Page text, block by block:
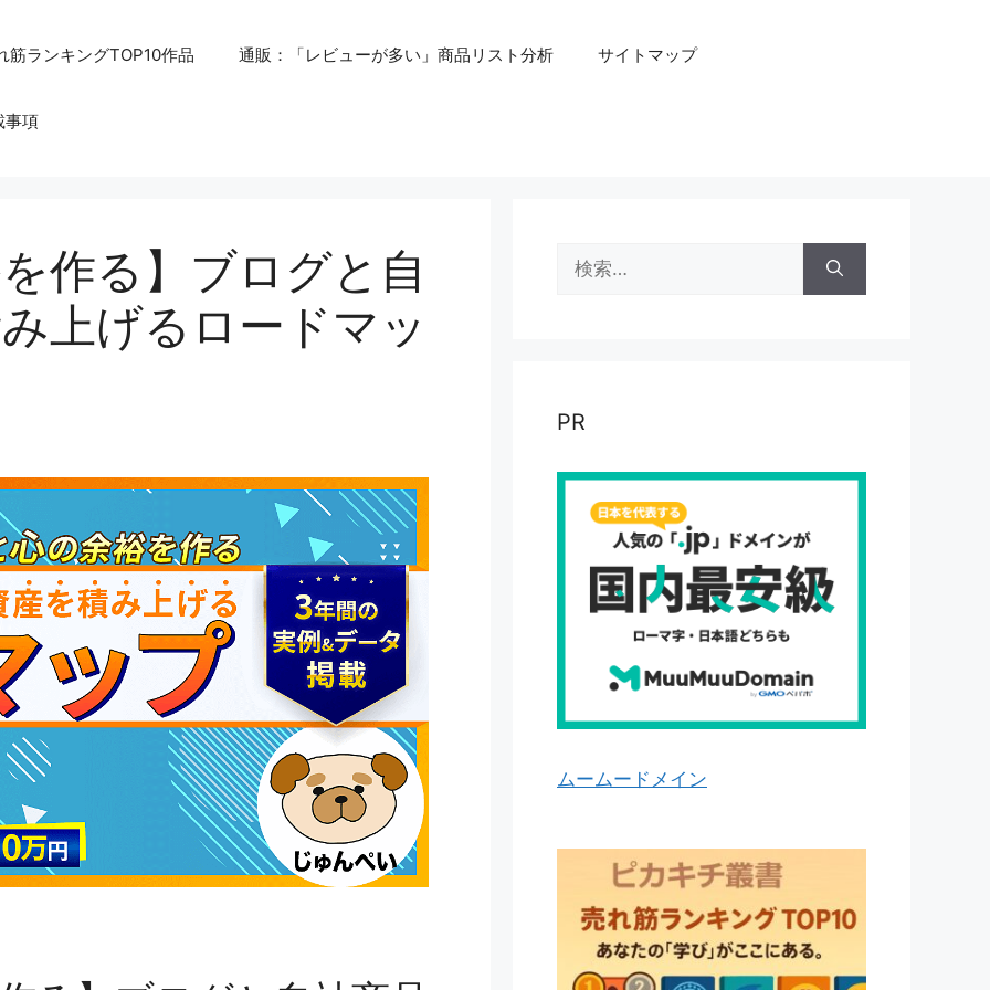
筋ランキングTOP10作品 通販：「レビューが多い」商品リスト分析 サイトマップ
事項
作る】ブログと自
上げるロードマッ
索:
PR
ムームードメイン